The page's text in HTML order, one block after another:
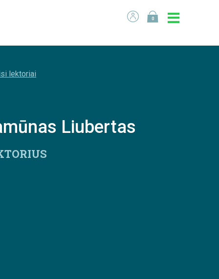
0
lektoriai
Liubertas